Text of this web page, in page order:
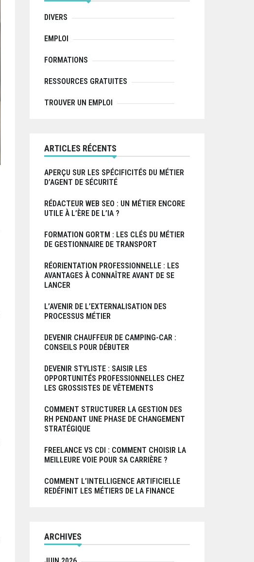
:DIVERS
EMPLOI
FORMATIONS
RESSOURCES GRATUITES
TROUVER UN EMPLOI
ARTICLES RÉCENTS
APERÇU SUR LES SPÉCIFICITÉS DU MÉTIER
D’AGENT DE SÉCURITÉ
RÉDACTEUR WEB SEO : UN MÉTIER ENCORE
UTILE À L’ÈRE DE L’IA ?
FORMATION GORTM : LES CLÉS DU MÉTIER
DE GESTIONNAIRE DE TRANSPORT
RÉORIENTATION PROFESSIONNELLE : LES
AVANTAGES À CONNAÎTRE AVANT DE SE
LANCER
L’AVENIR DE L’EXTERNALISATION DES
PROCESSUS MÉTIER
DEVENIR CHAUFFEUR DE CAMPING-CAR :
CONSEILS POUR DÉBUTER
DEVENIR STYLISTE : SAISIR LES
OPPORTUNITÉS PROFESSIONNELLES CHEZ
LES GROSSISTES DE VÊTEMENTS
COMMENT STRUCTURER LA GESTION DES
RH PENDANT UNE PHASE DE CHANGEMENT
STRATÉGIQUE
FREELANCE VS CDI : COMMENT CHOISIR LA
MEILLEURE VOIE POUR SA CARRIÈRE ?
COMMENT L’INTELLIGENCE ARTIFICIELLE
REDÉFINIT LES MÉTIERS DE LA FINANCE
ARCHIVES